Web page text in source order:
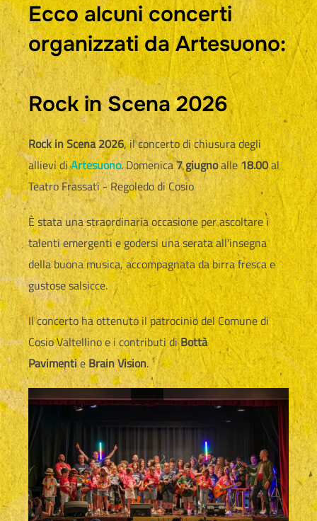
Ecco alcuni concerti
organizzati da Artesuono:
Rock in Scena 2026
Rock in Scena 2026, il concerto di chiusura degli
allievi diArtesuono. Domenica7 giugnoalle18.00al
Teatro Frassati - Regoledo di Cosio
È stata una straordinaria occasione per ascoltare i
talenti emergenti e godersi una serata all'insegna
della buona musica, accompagnata da birra fresca e
gustose salsicce.
Il concerto ha ottenuto il patrocinio del Comune di
Cosio Valtellino e i contributi diBottà
Pavimentie Brain Vision.